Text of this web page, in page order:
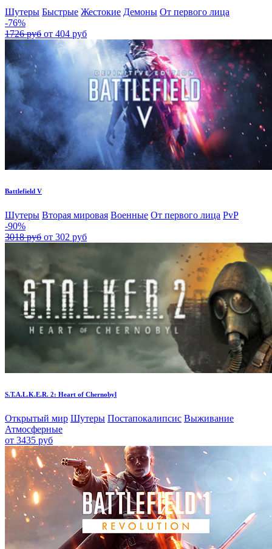
Шутеры Быстрые Жестокие Демоны От первого лица
-76%
1726 руб от 404 руб
Battlefield V
Шутеры Вторая мировая Военные От первого лица PvP
-90%
3018 руб от 302 руб
S.T.A.L.K.E.R. 2: Heart of Chernobyl
Открытый мир Шутеры Постапокалипсис Выживание
Атмосферные
от 3435 руб